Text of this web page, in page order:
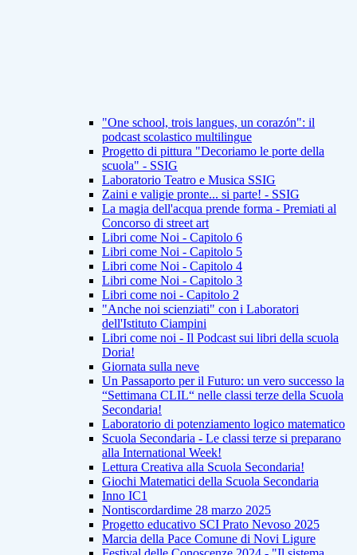
"One school, trois langues, un corazón": il
podcast scolastico multilingue
Progetto di pittura "Decoriamo le porte della
scuola" - SSIG
Laboratorio Teatro e Musica SSIG
Zaini e valigie pronte... si parte! - SSIG
La magia dell'acqua prende forma - Premiati al
Concorso di street art
Libri come Noi - Capitolo 6
Libri come Noi - Capitolo 5
Libri come Noi - Capitolo 4
Libri come Noi - Capitolo 3
Libri come noi - Capitolo 2
"Anche noi scienziati" con i Laboratori
dell'Istituto Ciampini
Libri come noi - Il Podcast sui libri della scuola
Doria!
Giornata sulla neve
Un Passaporto per il Futuro: un vero successo la
“Settimana CLIL“ nelle classi terze della Scuola
Secondaria!
Laboratorio di potenziamento logico matematico
Scuola Secondaria - Le classi terze si preparano
alla International Week!
Lettura Creativa alla Scuola Secondaria!
Giochi Matematici della Scuola Secondaria
Inno IC1
Nontiscordardime 28 marzo 2025
Progetto educativo SCI Prato Nevoso 2025
Marcia della Pace Comune di Novi Ligure